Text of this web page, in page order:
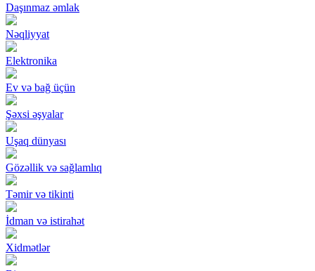
Daşınmaz əmlak
Nəqliyyat
Elektronika
Ev və bağ üçün
Şəxsi əşyalar
Uşaq dünyası
Gözəllik və sağlamlıq
Təmir və tikinti
İdman və istirahət
Xidmətlər